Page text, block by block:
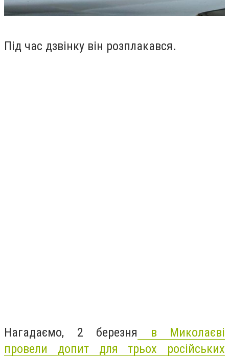
Під час дзвінку він розплакався.
Нагадаємо, 2 березня в Миколаєві
провели допит для трьох російських